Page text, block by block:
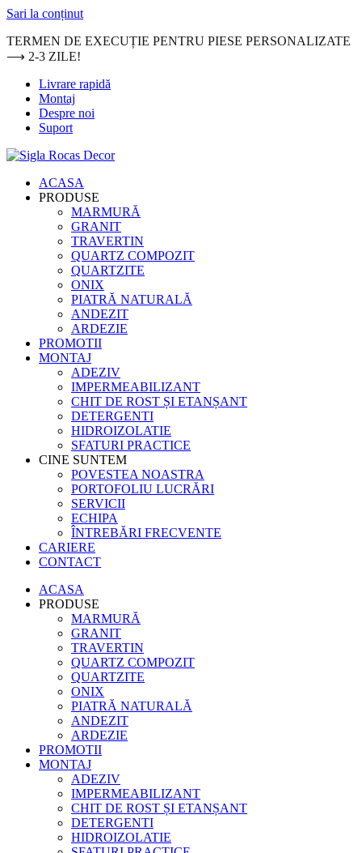
Sari la conținut
TERMEN DE EXECUȚIE PENTRU PIESE PERSONALIZATE
⟶ 2-3 ZILE!
Livrare rapidă
Montaj
Despre noi
Suport
ACASA
PRODUSE
MARMURĂ
GRANIT
TRAVERTIN
QUARTZ COMPOZIT
QUARTZITE
ONIX
PIATRĂ NATURALĂ
ANDEZIT
ARDEZIE
PROMOTII
MONTAJ
ADEZIV
IMPERMEABILIZANT
CHIT DE ROST ȘI ETANȘANT
DETERGENTI
HIDROIZOLATIE
SFATURI PRACTICE
CINE SUNTEM
POVESTEA NOASTRA
PORTOFOLIU LUCRĂRI
SERVICII
ECHIPA
ÎNTREBĂRI FRECVENTE
CARIERE
CONTACT
ACASA
PRODUSE
MARMURĂ
GRANIT
TRAVERTIN
QUARTZ COMPOZIT
QUARTZITE
ONIX
PIATRĂ NATURALĂ
ANDEZIT
ARDEZIE
PROMOTII
MONTAJ
ADEZIV
IMPERMEABILIZANT
CHIT DE ROST ȘI ETANȘANT
DETERGENTI
HIDROIZOLATIE